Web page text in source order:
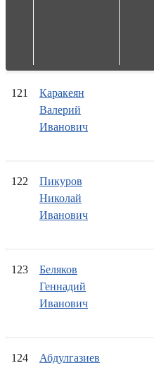
121
Каракеян
Валерий
Иванович
122
Пикуров
Николай
Иванович
123
Беляков
Геннадий
Иванович
124
Абдулгазиев